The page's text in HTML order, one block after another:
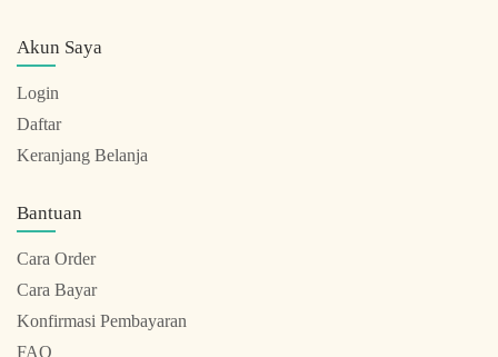
Akun Saya
Login
Daftar
Keranjang Belanja
Bantuan
Cara Order
Cara Bayar
Konfirmasi Pembayaran
FAQ